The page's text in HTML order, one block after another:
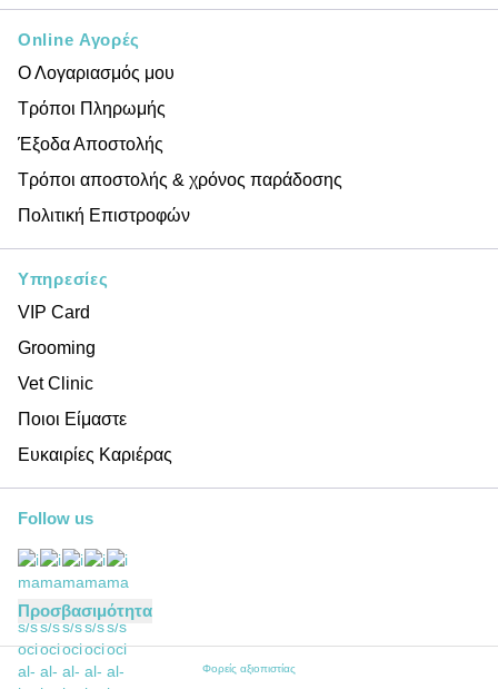
Online Αγορές
Ο Λογαριασμός μου
Τρόποι Πληρωμής
Έξοδα Αποστολής
Τρόποι αποστολής & χρόνος παράδοσης
Πολιτική Επιστροφών
Υπηρεσίες
VIP Card
Grooming
Vet Clinic
Ποιοι Είμαστε
Ευκαιρίες Καριέρας
Follow us
Προσβασιμότητα
Φορείς αξιοπιστίας